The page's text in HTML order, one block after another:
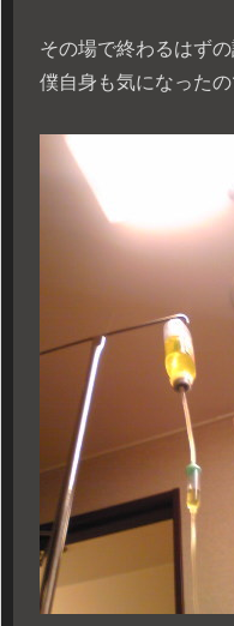
その場で終わるはずの
僕自身も気になった